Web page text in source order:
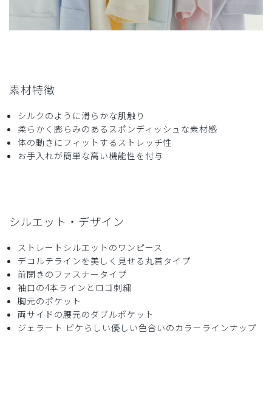
中々ないので色違いで購入させて頂きました。素材も透ける
ことはなく上に羽織る物で季節調整できます。またコラボし
少し丈が長かったけど
生地も柔らかく、着やすいです！
商品： 633ジェラート ピケ&クラシコ 白衣:フォーライ
ンスリーブワンピース/ミント/M
役に立った 0
素材特徴
シルクのように滑らかな肌触り
柔らかく膨らみのあるスポンディッシュな素材感
体の動きにフィットするストレッチ性
お手入れが簡単な高い機能性を付与
シルエット・デザイン
ストレートシルエットのワンピース
デコルテラインを美しく見せる丸首タイプ
前開きのファスナータイプ
袖口の4本ラインとロゴ刺繍
胸元のポケット
両サイドの腰元のダブルポケット
ジェラート ピケらしい優しい色合いのカラーラインナップ